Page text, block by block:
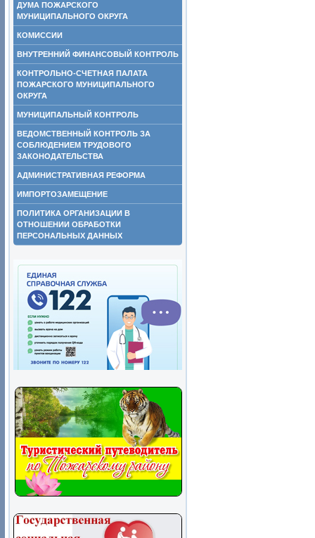
ДУМА ПОЖАРСКОГО
МУНИЦИПАЛЬНОГО ОКРУГА
КОМИССИИ
ВНУТРЕННИЙ ФИНАНСОВЫЙ КОНТРОЛЬ
КОНТРОЛЬНО-СЧЕТНАЯ ПАЛАТА
ПОЖАРСКОГО МУНИЦИПАЛЬНОГО
ОКРУГА
МУНИЦИПАЛЬНЫЙ КОНТРОЛЬ
ВЕДОМСТВЕННЫЙ КОНТРОЛЬ ЗА
СОБЛЮДЕНИЕМ ТРУДОВОГО
ЗАКОНОДАТЕЛЬСТВА
АДМИНИСТРАТИВНАЯ РЕФОРМА
ИМПОРТОЗАМЕЩЕНИЕ
ПОЛИТИКА ОРГАНИЗАЦИИ В
ОТНОШЕНИИ ОБРАБОТКИ
ПЕРСОНАЛЬНЫХ ДАННЫХ